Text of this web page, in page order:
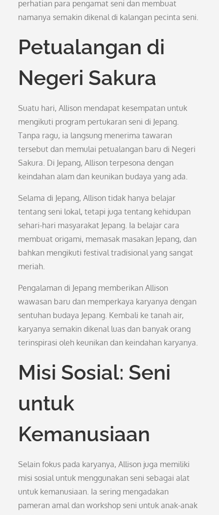
perhatian para pengamat seni dan membuat
namanya semakin dikenal di kalangan pecinta seni.
Petualangan di
Negeri Sakura
Suatu hari, Allison mendapat kesempatan untuk
mengikuti program pertukaran seni di Jepang.
Tanpa ragu, ia langsung menerima tawaran
tersebut dan memulai petualangan baru di Negeri
Sakura. Di Jepang, Allison terpesona dengan
keindahan alam dan keunikan budaya yang ada.
Selama di Jepang, Allison tidak hanya belajar
tentang seni lokal, tetapi juga tentang kehidupan
sehari-hari masyarakat Jepang. Ia belajar cara
membuat origami, memasak masakan Jepang, dan
bahkan mengikuti festival tradisional yang sangat
meriah.
Pengalaman di Jepang memberikan Allison
wawasan baru dan memperkaya karyanya dengan
sentuhan budaya Jepang. Kembali ke tanah air,
karyanya semakin dikenal luas dan banyak orang
terinspirasi oleh keunikan dan keindahan karyanya.
Misi Sosial: Seni
untuk
Kemanusiaan
Selain fokus pada karyanya, Allison juga memiliki
misi sosial untuk menggunakan seni sebagai alat
untuk kemanusiaan. Ia sering mengadakan
pameran amal dan workshop seni untuk anak-anak